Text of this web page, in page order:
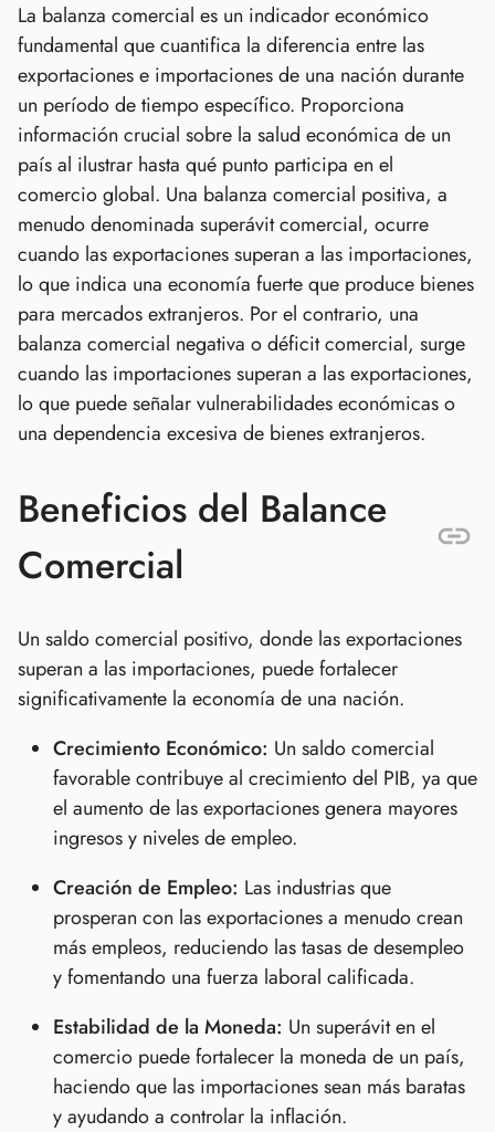
La balanza comercial es un indicador económico
fundamental que cuantifica la diferencia entre las
exportaciones e importaciones de una nación durante
un período de tiempo específico. Proporciona
información crucial sobre la salud económica de un
país al ilustrar hasta qué punto participa en el
comercio global. Una balanza comercial positiva, a
menudo denominada superávit comercial, ocurre
cuando las exportaciones superan a las importaciones,
lo que indica una economía fuerte que produce bienes
para mercados extranjeros. Por el contrario, una
balanza comercial negativa o déficit comercial, surge
cuando las importaciones superan a las exportaciones,
lo que puede señalar vulnerabilidades económicas o
una dependencia excesiva de bienes extranjeros.
Beneficios del Balance
Comercial
Un saldo comercial positivo, donde las exportaciones
superan a las importaciones, puede fortalecer
significativamente la economía de una nación.
Crecimiento Económico: Un saldo comercial
favorable contribuye al crecimiento del PIB, ya que
el aumento de las exportaciones genera mayores
ingresos y niveles de empleo.
Creación de Empleo: Las industrias que
prosperan con las exportaciones a menudo crean
más empleos, reduciendo las tasas de desempleo
y fomentando una fuerza laboral calificada.
Estabilidad de la Moneda: Un superávit en el
comercio puede fortalecer la moneda de un país,
haciendo que las importaciones sean más baratas
y ayudando a controlar la inflación.